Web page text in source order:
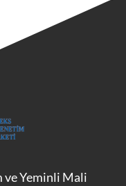
ve Yeminli Mali